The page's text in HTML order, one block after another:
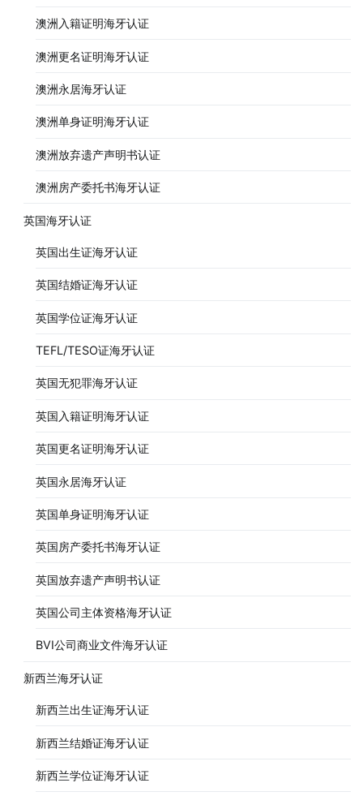
澳洲入籍证明海牙认证
澳洲更名证明海牙认证
澳洲永居海牙认证
澳洲单身证明海牙认证
澳洲放弃遗产声明书认证
澳洲房产委托书海牙认证
英国海牙认证
英国出生证海牙认证
英国结婚证海牙认证
英国学位证海牙认证
TEFL/TESO证海牙认证
英国无犯罪海牙认证
英国入籍证明海牙认证
英国更名证明海牙认证
英国永居海牙认证
英国单身证明海牙认证
英国房产委托书海牙认证
英国放弃遗产声明书认证
英国公司主体资格海牙认证
BVI公司商业文件海牙认证
新西兰海牙认证
新西兰出生证海牙认证
新西兰结婚证海牙认证
新西兰学位证海牙认证